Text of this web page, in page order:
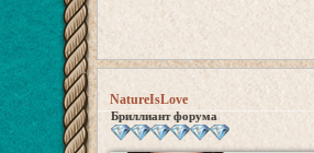
NatureIsLove
Бриллиант форума